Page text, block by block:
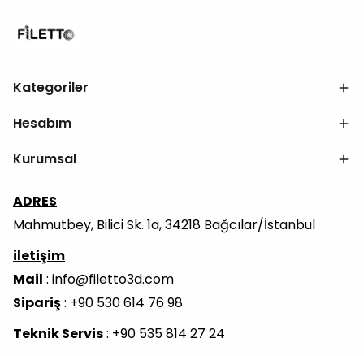
Kategoriler
Hesabım
Kurumsal
ADRES
Mahmutbey, Bilici Sk. 1a, 34218 Bağcılar/İstanbul
iletişim
Mail : info@filetto3d.com
Sipariş: +90 530 614 76 98
Teknik Servis: +90 535 814 27 24